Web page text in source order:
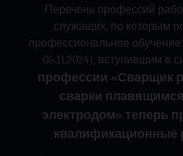
Перечень профессий
служащих, по которым
профессиональное
05.11.2024), вступившим в
профессии «Сварщик
сварки
электродом» теперь
квалификационные